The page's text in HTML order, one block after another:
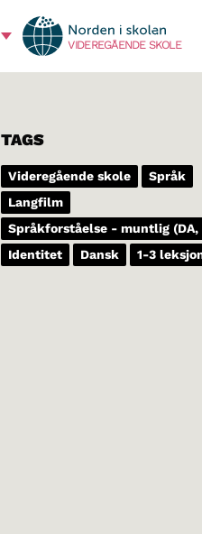
VIDEREGÅENDE SKOLE
TAGS
Videregående skole
Språk
Langfilm
Språkforståelse - muntlig (DA,
Identitet
Dansk 1-3